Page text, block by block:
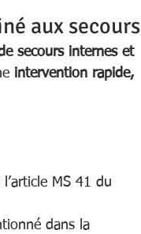
aux secours
secours internes et
intervention rapide,
MS 41 du
dans la